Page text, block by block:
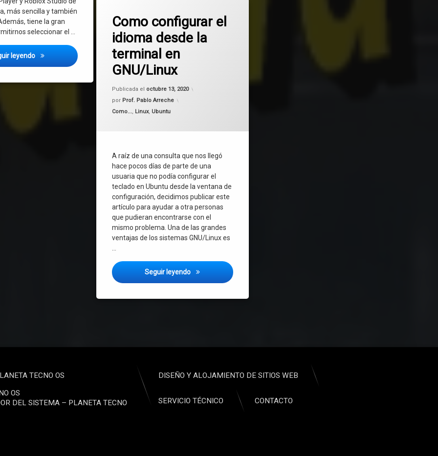
más sencilla y también
tiene la gran
seleccionar el …
leyendo Como Jugar Roblox en Linux súper fácil, con aceleración gráfica y estable (sirve para Plan Ceibal)
Como configurar el
idioma desde la
terminal en
GNU/Linux
Publicada el octubre 13, 2020
por Prof. Pablo Arreche
Categorías:
Como... Linux, Ubuntu
A raíz de una consulta que nos llegó
hace pocos días de parte de una
usuaria que no podía configurar el
teclado en Ubuntu desde la ventana de
configuración, decidimos publicar este
artículo para ayudar a otra personas
que pudieran encontrarse con el
mismo problema. Una de las grandes
ventajas de los sistemas GNU/Linux es
Seguir leyendo Como configurar el idioma desde la terminal en GNU/Linux
español
GNU/Linux
Linux
terminal
TECNO OS
OS
DEL SISTEMA – PLANETA TECNO
DISEÑO Y ALOJAMIENTO DE SITIOS WEB
SERVICIO TÉCNICO CONTACTO
electrónico